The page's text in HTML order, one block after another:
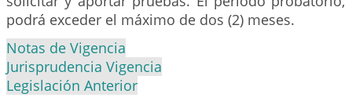
podrá exceder el máximo de dos (2) meses.
Notas de Vigencia
Jurisprudencia Vigencia
Legislación Anterior